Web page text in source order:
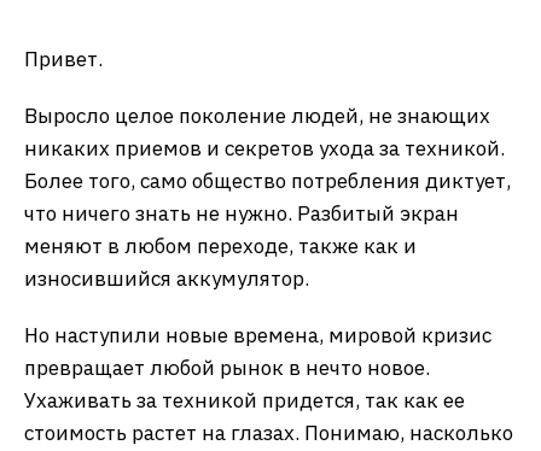
Привет.
Выросло целое поколение людей, не знающих
никаких приемов и секретов ухода за техникой.
Более того, само общество потребления диктует,
что ничего знать не нужно. Разбитый экран
меняют в любом переходе, также как и
износившийся аккумулятор.
Но наступили новые времена, мировой кризис
превращает любой рынок в нечто новое.
Ухаживать за техникой придется, так как ее
стоимость растет на глазах. Понимаю, насколько